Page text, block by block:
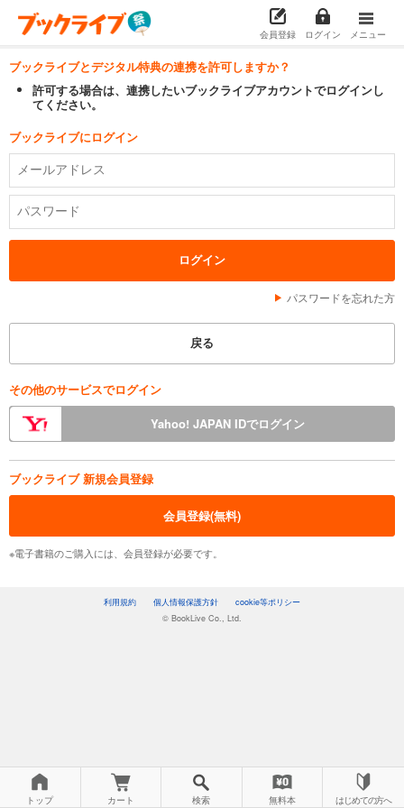
会員登録 ログイン メニュー
ブックライブとデジタル特典の連携を許可しますか？
許可する場合は、連携したいブックライブアカウントでログインし
てください。
ブックライブにログイン
パスワードを忘れた方
その他のサービスでログイン
Yahoo! JAPAN IDでログイン
ブックライブ 新規会員登録
会員登録(無料)
※電子書籍のご購入には、会員登録が必要です。
利用規約 個人情報保護方針
cookie等ポリシー
© BookLive Co., Ltd.
トップ カート 検索 無料本 はじめての方へ